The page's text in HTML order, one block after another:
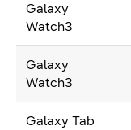
Galaxy
Watch3
Galaxy
Watch3
Galaxy Tab